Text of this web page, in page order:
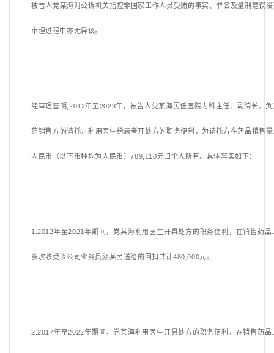
被告人党某海对公诉机关指控非国家工作人员受贿的事实、罪名及量刑建议
审理过程中亦无异议。
经审理查明 ,2012年至2023年，被告人党某海历任医院内科主任、副院长、
药销售方的请托，利用医生给患者开处方的职务便利，为请托方在药品销售
人民币（以下币种均为人民币）789,110元归个人所有。具体事实如下：
1.2012年至2021年期间，党某海利用医生开具处方的职务便利，在销售药
多次收受该公司业务员颜某民送给的回扣共计480,000元。
2.2017年至2022年期间，党某海利用医生开具处方的职务便利，在销售药